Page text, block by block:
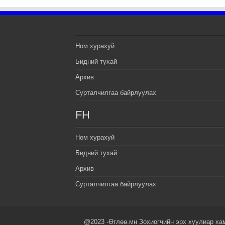
Ном хурахуй
Бидний тухай
Архив
Сурталчилгаа байрлуулах
FH
Ном хурахуй
Бидний тухай
Архив
Сурталчилгаа байрлуулах
@2023 -Өглөө.мн Зохиогчийн эрх хуулиар